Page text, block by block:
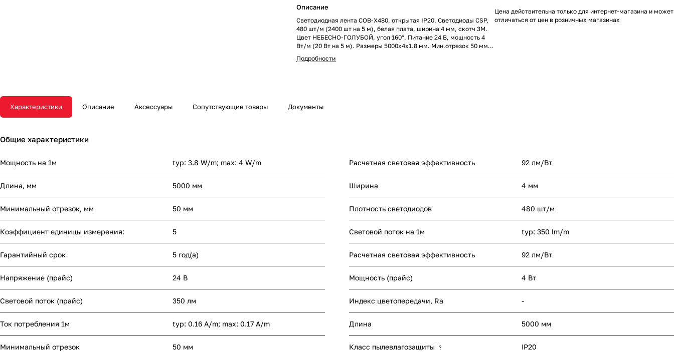
Описание
Светодиодная лента COB-X480, открытая IP20. Светодиоды CSP,
480 шт/м (2400 шт на 5 м), белая плата, ширина 4 мм, скотч 3М.
Цвет НЕБЕСНО-ГОЛУБОЙ, угол 160°. Питание 24 В, мощность 4
Вт/м (20 Вт на 5 м). Размеры 5000х4х1.8 мм. Мин.отрезок 50 мм.,
24 светодиода. Цена за 1 м.
Подробности
Цена действительна только для интернет-магазина и может
отличаться от цен в розничных магазинах
Характеристики Описание Аксессуары Сопутствующие товары Документы
Общие характеристики
Мощность на 1м typ: 3.8 W/m; max: 4 W/m Расчетная световая эффективность 92 лм/Вт
Длина, мм 5000 мм Ширина 4 мм
Минимальный отрезок, мм 50 мм Плотность светодиодов 480 шт/м
Коэффициент единицы измерения: 5 Световой поток на 1м typ: 350 lm/m
Гарантийный срок 5 год(а) Расчетная световая эффективность 92 лм/Вт
Напряжение (прайс) 24 В Мощность (прайс) 4 Вт
Световой поток (прайс) 350 лм Индекс цветопередачи, Ra -
Ток потребления 1м typ: 0.16 A/m; max: 0.17 A/m Длина 5000 мм
Минимальный отрезок 50 мм Класс пылевлагозащиты ? IP20